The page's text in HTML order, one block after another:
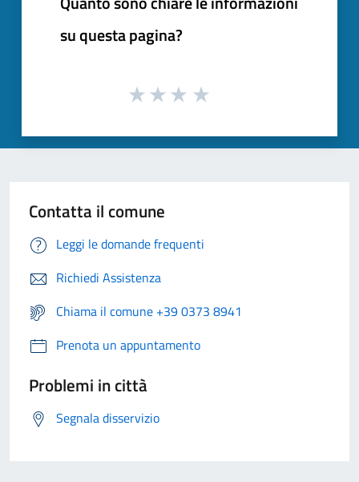
su questa pagina?
Contatta il comune
Leggi le domande frequenti
Richiedi Assistenza
Chiama il comune +39 0373 8941
Prenota un appuntamento
Problemi in città
Segnala disservizio